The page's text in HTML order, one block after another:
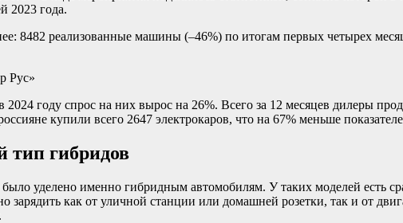
2023 года.
8482 реализованные машины (–46%) по итогам первых четырех
Рус»
в 2024 году спрос на них вырос на 26%. Всего за 12 месяцев дилеры
купили всего 2647 электрокаров, что на 67% меньше
гибридов
уделено именно гибридным автомобилям. У таких моделей есть
зарядить как от уличной станции или домашней розетки, так и от